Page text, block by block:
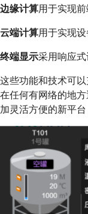
边缘计算用于实现
云端计算用于实现
终端显示采用响应
这些功能和技术可
在任何有网络的地
加灵活方便的新平台